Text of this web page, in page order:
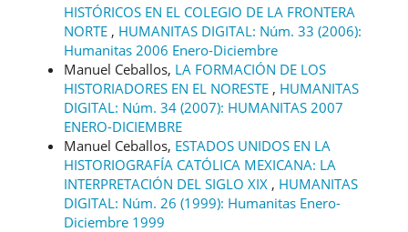
HISTÓRICOS EN EL COLEGIO DE LA FRONTERA
NORTE , HUMANITAS DIGITAL: Núm. 33 (2006):
Humanitas 2006 Enero-Diciembre
Manuel Ceballos, LA FORMACIÓN DE LOS
HISTORIADORES EN EL NORESTE , HUMANITAS
DIGITAL: Núm. 34 (2007): HUMANITAS 2007
ENERO-DICIEMBRE
Manuel Ceballos, ESTADOS UNIDOS EN LA
HISTORIOGRAFÍA CATÓLICA MEXICANA: LA
INTERPRETACIÓN DEL SIGLO XIX , HUMANITAS
DIGITAL: Núm. 26 (1999): Humanitas Enero-
Diciembre 1999